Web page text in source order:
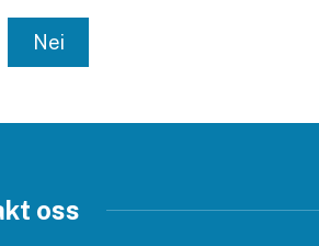
Nei
oss